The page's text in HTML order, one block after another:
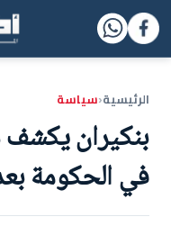
الرئيسية‹سياسة
بنكيران
في الحكومة